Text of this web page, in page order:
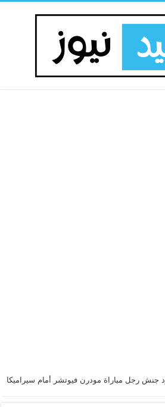
جنش رجل مباراة مودرن فيوتشر أمام سيراميكا